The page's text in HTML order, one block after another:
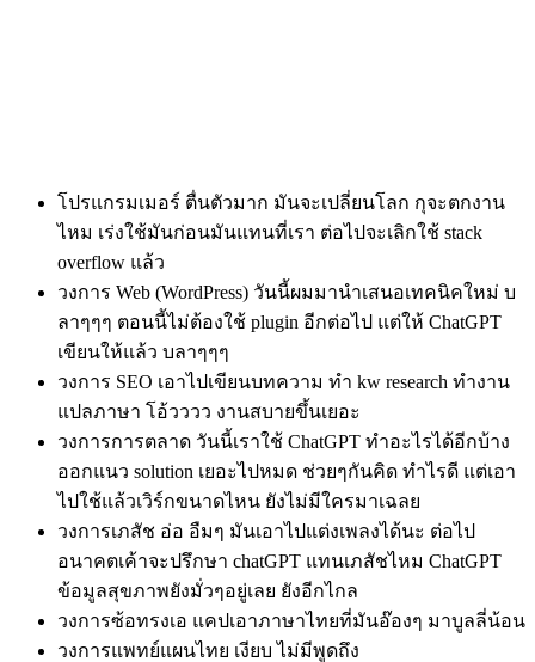
โปรแกรมเมอร์ ตื่นตัวมาก มันจะเปลี่ยนโลก กุจะตกงาน
ไหม เร่งใช้มันก่อนมันแทนที่เรา ต่อไปจะเลิกใช้ stack
overflow แล้ว
วงการ Web (WordPress) วันนี้ผมมานำเสนอเทคนิคใหม่ บ
ลาๆๆๆ ตอนนี้ไม่ต้องใช้ plugin อีกต่อไป แต่ให้ ChatGPT
เขียนให้แล้ว บลาๆๆๆ
วงการ SEO เอาไปเขียนบทความ ทำ kw research ทำงาน
แปลภาษา โอ้วววว งานสบายขึ้นเยอะ
วงการการตลาด วันนี้เราใช้ ChatGPT ทำอะไรได้อีกบ้าง
ออกแนว solution เยอะไปหมด ช่วยๆกันคิด ทำไรดี แต่เอา
ไปใช้แล้วเวิร์กขนาดไหน ยังไม่มีใครมาเฉลย
วงการเภสัช อ่อ อืมๆ มันเอาไปแต่งเพลงได้นะ ต่อไป
อนาคตเค้าจะปรึกษา chatGPT แทนเภสัชไหม ChatGPT
ข้อมูลสุขภาพยังมั่วๆอยู่เลย ยังอีกไกล
วงการซ้อทรงเอ แคปเอาภาษาไทยที่มันอ๊องๆ มาบูลลี่น้อน
วงการแพทย์แผนไทย เงียบ ไม่มีพูดถึง